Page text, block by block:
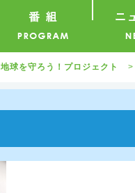
地球を守ろう！プロジェクト